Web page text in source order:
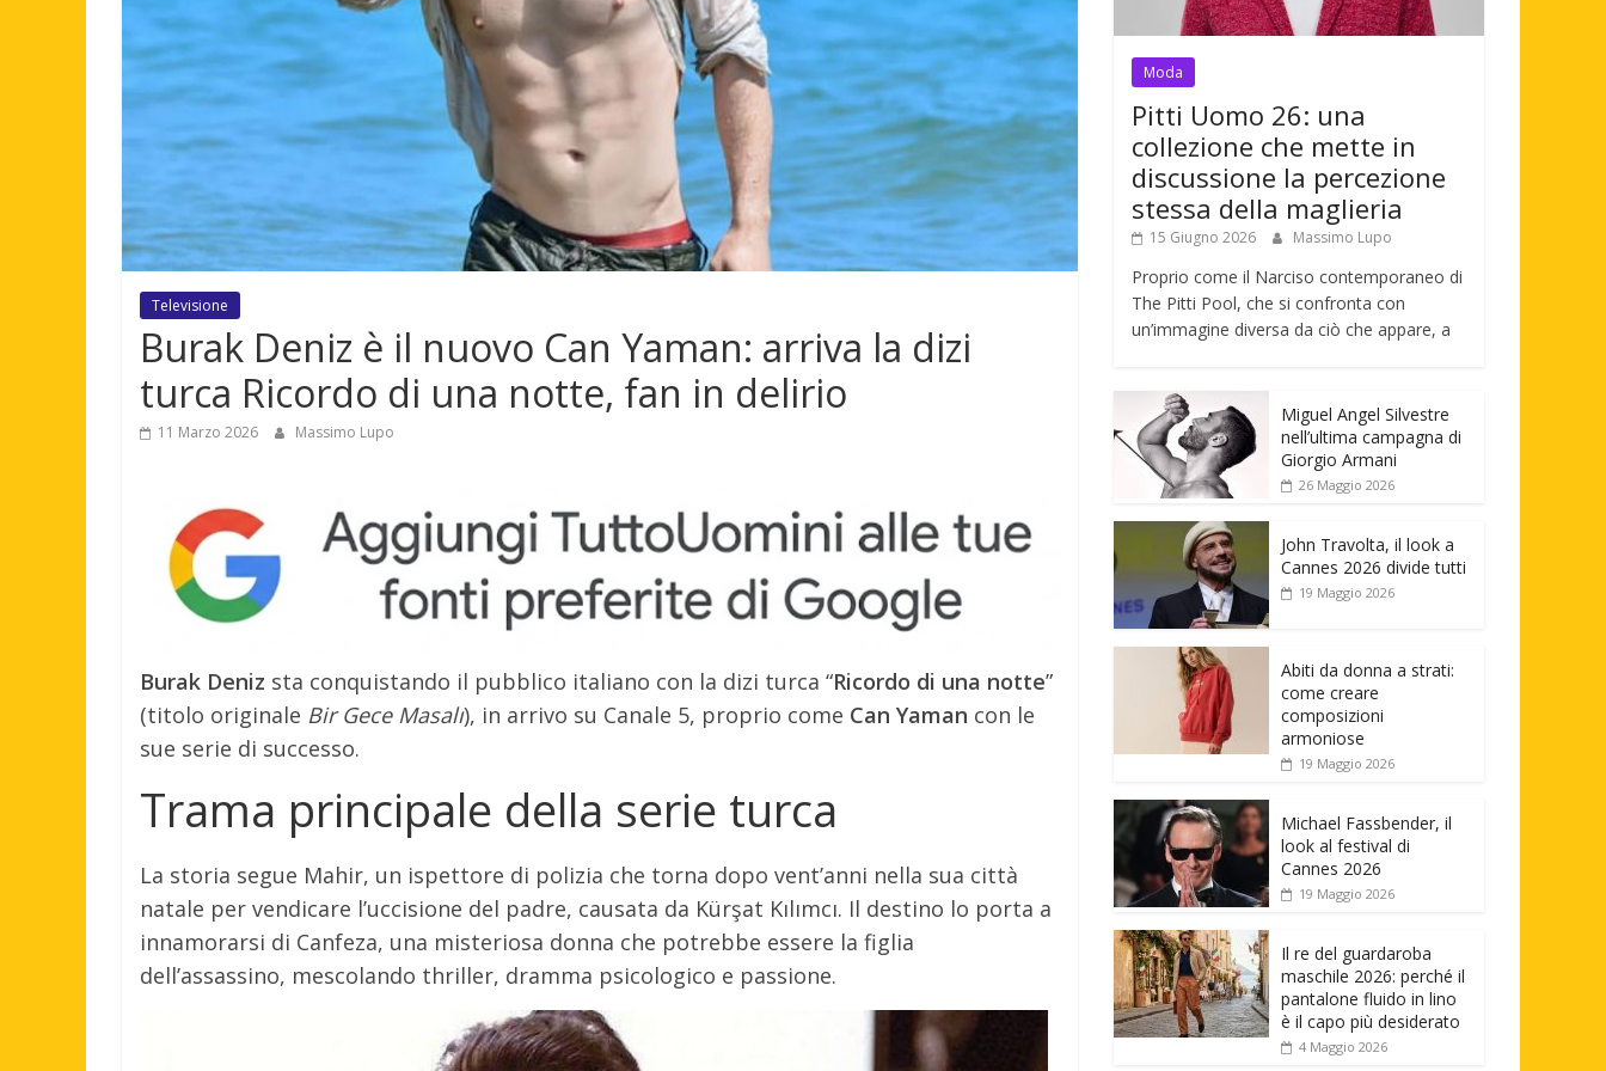
Televisione
Burak Deniz è il nuovo Can Yaman: arriva la dizi
turca Ricordo di una notte, fan in delirio
11 Marzo 2026 Massimo Lupo
Burak Deniz sta conquistando il pubblico italiano con la dizi turca “Ricordo di una notte”
(titolo originale Bir Gece Masalı), in arrivo su Canale 5, proprio come Can Yaman con le
sue serie di successo.
Trama principale della serie turca
La storia segue Mahir, un ispettore di polizia che torna dopo vent’anni nella sua città
natale per vendicare l’uccisione del padre, causata da Kürşat Kılımcı. Il destino lo porta a
innamorarsi di Canfeza, una misteriosa donna che potrebbe essere la figlia
dell’assassino, mescolando thriller, dramma psicologico e passione.
Moda
Pitti Uomo 26: una
collezione che mette in
discussione la percezione
stessa della maglieria
15 Giugno 2026 Massimo Lupo
Proprio come il Narciso contemporaneo di
The Pitti Pool, che si confronta con
un’immagine diversa da ciò che appare, a
Miguel Angel Silvestre
nell’ultima campagna di
Giorgio Armani
26 Maggio 2026
John Travolta, il look a
Cannes 2026 divide tutti
19 Maggio 2026
Abiti da donna a strati:
come creare
composizioni
armoniose
19 Maggio 2026
Michael Fassbender, il
look al festival di
Cannes 2026
19 Maggio 2026
Il re del guardaroba
maschile 2026: perché il
pantalone fluido in lino
è il capo più desiderato
4 Maggio 2026